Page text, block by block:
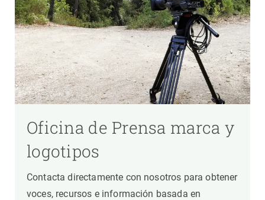
Oficina de Prensa marca y
logotipos
Contacta directamente con nosotros para obtener
voces, recursos e información basada en